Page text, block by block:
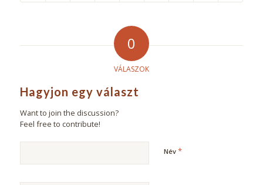
0
VÁLASZOK
Hagyjon egy választ
Want to join the discussion?
Feel free to contribute!
Név *